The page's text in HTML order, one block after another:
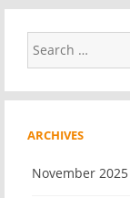
ARCHIVES
November 2025